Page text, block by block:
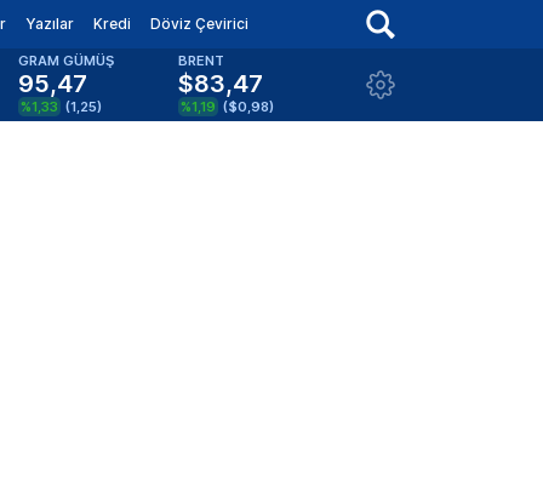
Yazılar Kredi Döviz Çevirici
GRAM GÜMÜŞ
95,47
%1,33 (1,25)
BRENT
$83,47
%1,19 ($0,98)